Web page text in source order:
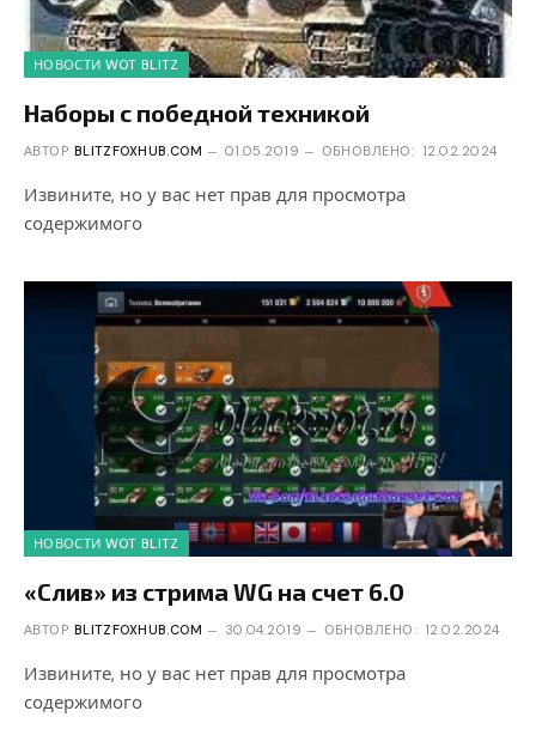
НОВОСТИ WOT BLITZ
Наборы с победной техникой
АВТОР BLITZFOXHUB.COM 01.05.2019 ОБНОВЛЕНО: 12.02.2024
Извините, но у вас нет прав для просмотра
содержимого
НОВОСТИ WOT BLITZ
«Слив» из стрима WG на счет 6.0
АВТОР BLITZFOXHUB.COM 30.04.2019 ОБНОВЛЕНО: 12.02.2024
Извините, но у вас нет прав для просмотра
содержимого